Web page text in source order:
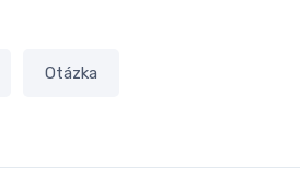
Otázka